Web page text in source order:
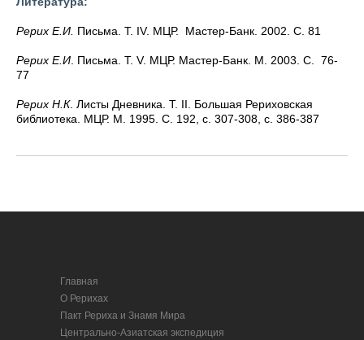
Рерих Е.И. Письма. Т. IV. МЦР. Мастер-Банк. 2002. С. 81
Рерих Е.И. Письма. Т. V. МЦР. Мастер-Банк. М. 2003. С. 76-
77
Рерих Н.К. Листы Дневника. Т. II. Большая Рериховская
библиотека. МЦР. М. 1995. С. 192, с. 307-308, с. 386-387
Главная
О Рерихах
Пакт Рериха и Знамя Мира
Центрально-Азиатская экспедиция